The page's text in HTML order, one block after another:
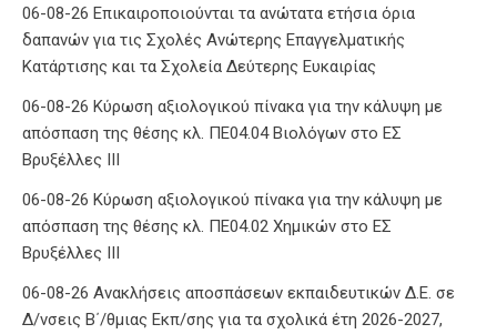
06-08-26 Επικαιροποιούνται τα ανώτατα ετήσια όρια
δαπανών για τις Σχολές Ανώτερης Επαγγελματικής
Κατάρτισης και τα Σχολεία Δεύτερης Ευκαιρίας
06-08-26 Κύρωση αξιολογικού πίνακα για την κάλυψη με
απόσπαση της θέσης κλ. ΠΕ04.04 Βιολόγων στο ΕΣ
Βρυξέλλες ΙΙΙ
06-08-26 Κύρωση αξιολογικού πίνακα για την κάλυψη με
απόσπαση της θέσης κλ. ΠΕ04.02 Χημικών στο ΕΣ
Βρυξέλλες ΙΙΙ
06-08-26 Ανακλήσεις αποσπάσεων εκπαιδευτικών Δ.Ε. σε
Δ/νσεις Β΄/θμιας Εκπ/σης για τα σχολικά έτη 2026-2027,